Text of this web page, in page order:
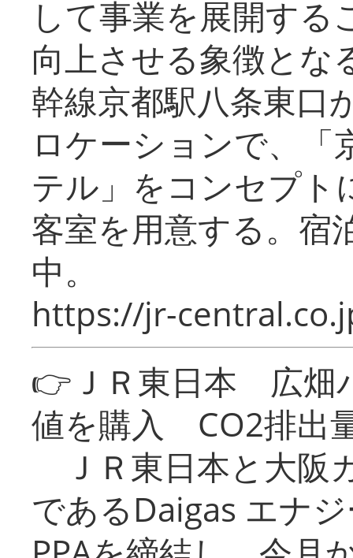
して事業を展開する
向上させる象徴とな
幹線京都駅八条東口
ロケーションで、「
テル」をコンセプト
客室を用意する。宿
中。
https://jr-
👉ＪＲ東日本 広畑
値を購入 CO2排出
ＪＲ東日本と大阪
であるDaigas エナ